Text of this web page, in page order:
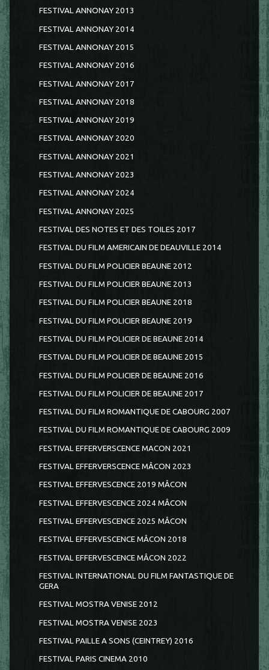
FESTIVAL ANNONAY 2013
FESTIVAL ANNONAY 2014
FESTIVAL ANNONAY 2015
FESTIVAL ANNONAY 2016
FESTIVAL ANNONAY 2017
FESTIVAL ANNONAY 2018
FESTIVAL ANNONAY 2019
FESTIVAL ANNONAY 2020
FESTIVAL ANNONAY 2021
FESTIVAL ANNONAY 2023
FESTIVAL ANNONAY 2024
FESTIVAL ANNONAY 2025
FESTIVAL DES NOTES ET DES TOILES 2017
FESTIVAL DU FILM AMERICAIN DE DEAUVILLE 2014
FESTIVAL DU FILM POLICIER BEAUNE 2012
FESTIVAL DU FILM POLICIER BEAUNE 2013
FESTIVAL DU FILM POLICIER BEAUNE 2018
FESTIVAL DU FILM POLICIER BEAUNE 2019
FESTIVAL DU FILM POLICIER DE BEAUNE 2014
FESTIVAL DU FILM POLICIER DE BEAUNE 2015
FESTIVAL DU FILM POLICIER DE BEAUNE 2016
FESTIVAL DU FILM POLICIER DE BEAUNE 2017
FESTIVAL DU FILM ROMANTIQUE DE CABOURG 2007
FESTIVAL DU FILM ROMANTIQUE DE CABOURG 2009
FESTIVAL EFFERVERSCENCE MACON 2021
FESTIVAL EFFERVERSCENCE MÂCON 2023
FESTIVAL EFFERVESCENCE 2019 MÂCON
FESTIVAL EFFERVESCENCE 2024 MÂCON
FESTIVAL EFFERVESCENCE 2025 MÂCON
FESTIVAL EFFERVESCENCE MÂCON 2018
FESTIVAL EFFERVESCENCE MÂCON 2022
FESTIVAL INTERNATIONAL DU FILM FANTASTIQUE DE
GERA
FESTIVAL MOSTRA VENISE 2012
FESTIVAL MOSTRA VENISE 2023
FESTIVAL PAILLE A SONS (CEINTREY) 2016
FESTIVAL PARIS CINEMA 2010